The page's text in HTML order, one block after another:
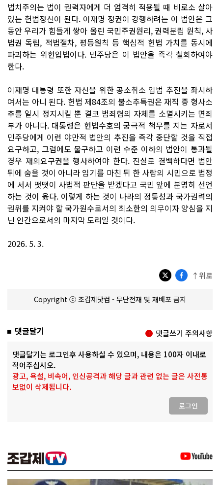
법치주의는 법이 권력자에게 더 엄격히 적용될 때 비로소 살아
있는 헌법정신이 된다. 이재명 정권이 강행하려는 이 법안은 그
동안 우리가 힘들게 쌓아 올린 국민주권원리, 권력분립 원칙, 사
법권 독립, 적법절차, 평등원칙 등 핵심적 헌법 가치를 동시에
파괴하는 위헌입법이다. 민주당은 이 법안을 즉각 철회하여야
한다.
이재명 대통령 또한 자신을 위한 공소취소 입법 추진을 좌시하
여서는 아니 된다. 헌법 제84조의 불소추특권은 재직 중 형사소
추를 일시 정지시킬 뿐 결코 범죄혐의 자체를 소멸시키는 면죄
부가 아니다. 대통령은 헌법수호의 궁극적 책무를 지는 자로서
민주당에게 이런 야만적 법안의 추진을 즉각 중단할 것을 직접
요구하고, 그럼에도 불구하고 이런 수준 이하의 법안이 통과될
경우 재의요구권을 행사하여야 한다. 진실로 결백하다면 법안
뒤에 숨을 것이 아니라 임기를 마친 뒤 한 사람의 시민으로 법정
에 서서 떳떳이 사법적 판단을 받겠다고 국민 앞에 분명히 선언
하는 것이 옳다. 이렇게 하는 것이 나라의 정통성과 국가권력의
권위를 지켜야 할 국가원수로서의 최소한의 의무이자 양심을 지
닌 인간으로서의 마지막 도리일 것이다.
2026. 5. 3.
↑위로
Copyright ⓒ 조갑제닷컴 - 무단전재 및 재배포 금지
댓글달기 댓글쓰기 주의사항
댓글달기는 로그인후 사용하실 수 있으며, 내용은 100자 이내로
적어주십시오.
광고, 욕설, 비속어, 인신공격과 해당 글과 관련 없는 글은 사전통
보없이 삭제됩니다.
로그인